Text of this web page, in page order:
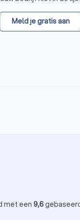
Meld je gratis aan
met een9,6